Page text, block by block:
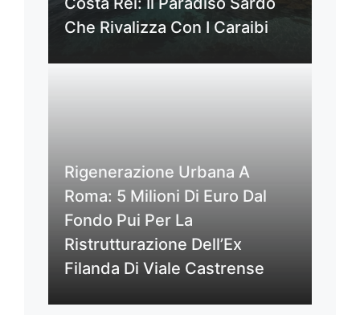
Che Rivalizza Con I Caraibi
Rigenerazione Urbana A
Roma: 5 Milioni Di Euro Dal
Fondo Pui Per La
Ristrutturazione Dell’Ex
Filanda Di Viale Castrense